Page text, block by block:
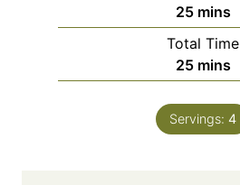
25m
i
n
u
e
s
mins
Total Time
25m
i
n
u
mins
Servings: 4